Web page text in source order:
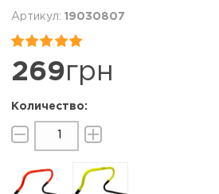
19030807


269грн